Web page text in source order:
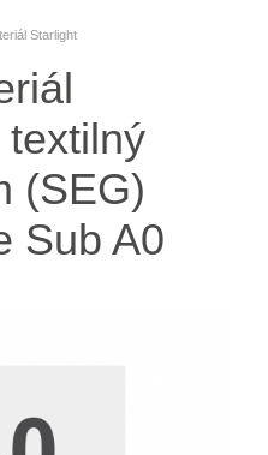
Starlight
(SEG)
Sub A0